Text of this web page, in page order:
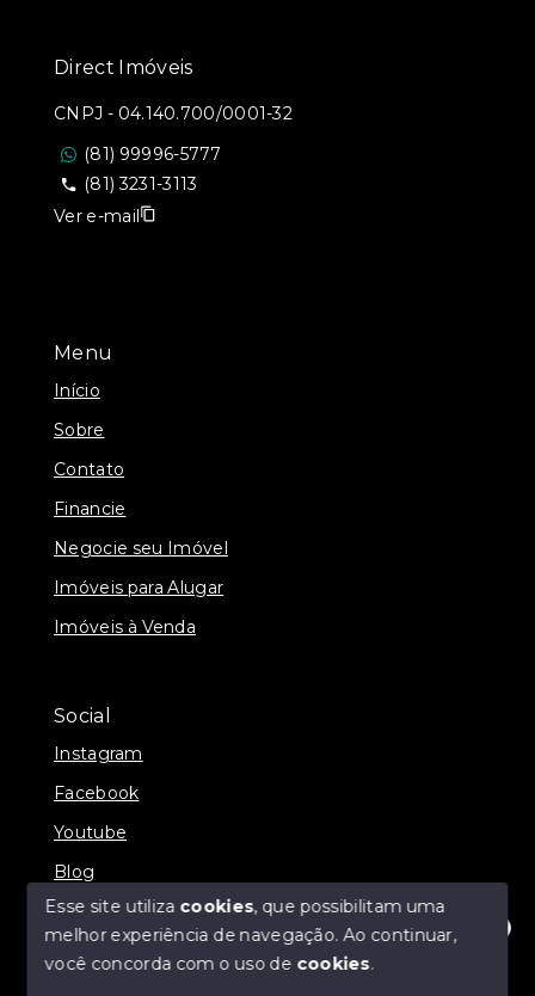
Olá! Estamos disponíveis para te ajudar.
Menu
Início
Sobre
Contato
Financie
Negocie seu Imóvel
Imóveis para Alugar
Imóveis à Venda
Social
Instagram
Facebook
Youtube
Blog
© Copyright 2026 - Direct Imóveis - Todos os direitos
Direct Imóveis
CNPJ - 04.140.700/0001-32
(81) 99996-5777
(81) 3231-3113
Ver e-mail
Esse site utiliza cookies, que possibilitam uma
melhor experiência de navegação.Ao continuar,
você concorda com o uso de cookies.